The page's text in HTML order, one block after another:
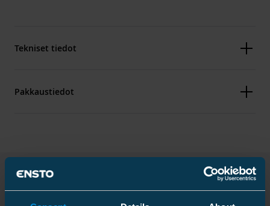
Tekniset tiedot
Ominaisuudet
Nimellinen jännitetaso U0/U (Um) 6.35/11 (12) kV
Pakkaustiedot